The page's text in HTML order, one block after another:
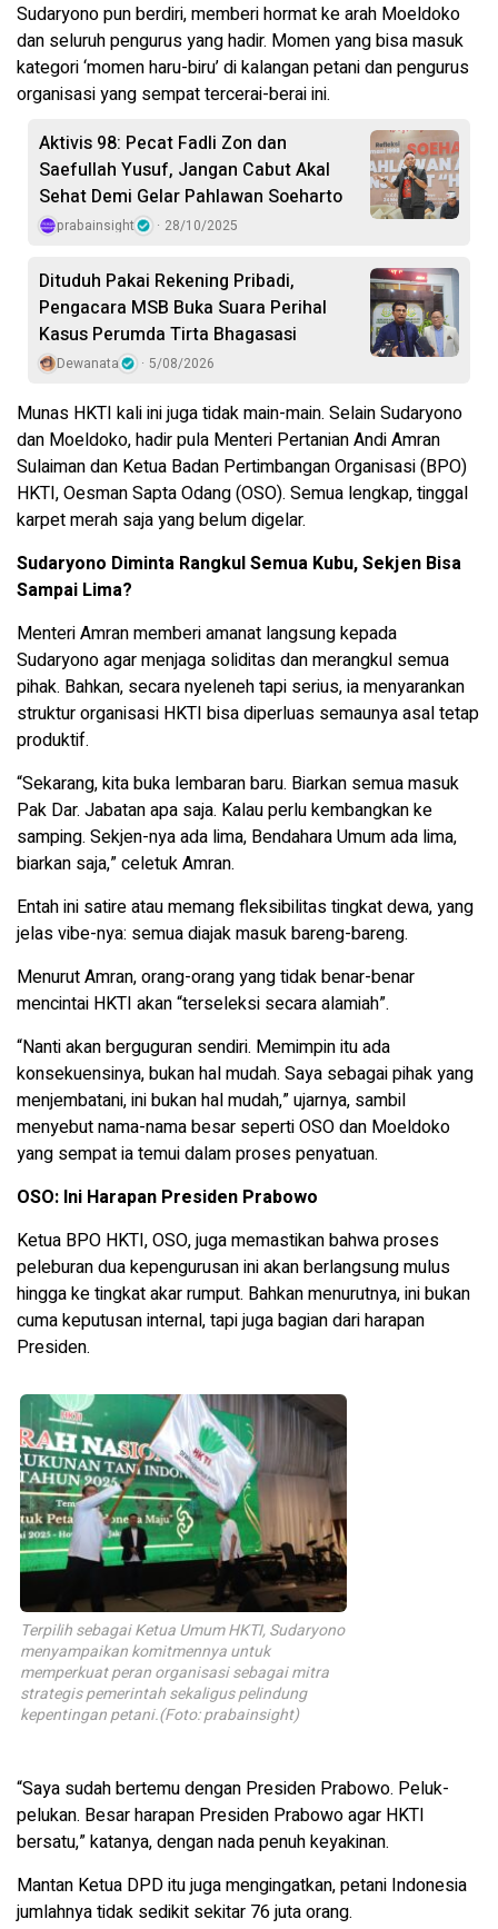
Sudaryono pun berdiri, memberi hormat ke arah Moeldoko
dan seluruh pengurus yang hadir. Momen yang bisa masuk
kategori ‘momen haru-biru’ di kalangan petani dan pengurus
organisasi yang sempat tercerai-berai ini.
Aktivis 98: Pecat Fadli Zon dan
Saefullah Yusuf, Jangan Cabut Akal
Sehat Demi Gelar Pahlawan Soeharto
prabainsight 28/10/2025
Dituduh Pakai Rekening Pribadi,
Pengacara MSB Buka Suara Perihal
Kasus Perumda Tirta Bhagasasi
Dewanata 5/08/2026
Munas HKTI kali ini juga tidak main-main. Selain Sudaryono
dan Moeldoko, hadir pula Menteri Pertanian Andi Amran
Sulaiman dan Ketua Badan Pertimbangan Organisasi (BPO)
HKTI, Oesman Sapta Odang (OSO). Semua lengkap, tinggal
karpet merah saja yang belum digelar.
Sudaryono Diminta Rangkul Semua Kubu, Sekjen Bisa
Sampai Lima?
Menteri Amran memberi amanat langsung kepada
Sudaryono agar menjaga soliditas dan merangkul semua
pihak. Bahkan, secara nyeleneh tapi serius, ia menyarankan
struktur organisasi HKTI bisa diperluas semaunya asal tetap
produktif.
“Sekarang, kita buka lembaran baru. Biarkan semua masuk
Pak Dar. Jabatan apa saja. Kalau perlu kembangkan ke
samping. Sekjen-nya ada lima, Bendahara Umum ada lima,
biarkan saja,” celetuk Amran.
Entah ini satire atau memang fleksibilitas tingkat dewa, yang
jelas vibe-nya: semua diajak masuk bareng-bareng.
Menurut Amran, orang-orang yang tidak benar-benar
mencintai HKTI akan “terseleksi secara alamiah”.
“Nanti akan berguguran sendiri. Memimpin itu ada
konsekuensinya, bukan hal mudah. Saya sebagai pihak yang
menjembatani, ini bukan hal mudah,” ujarnya, sambil
menyebut nama-nama besar seperti OSO dan Moeldoko
yang sempat ia temui dalam proses penyatuan.
OSO: Ini Harapan Presiden Prabowo
Ketua BPO HKTI, OSO, juga memastikan bahwa proses
peleburan dua kepengurusan ini akan berlangsung mulus
hingga ke tingkat akar rumput. Bahkan menurutnya, ini bukan
cuma keputusan internal, tapi juga bagian dari harapan
Presiden.
Terpilih sebagai Ketua Umum HKTI, Sudaryono
menyampaikan komitmennya untuk
memperkuat peran organisasi sebagai mitra
strategis pemerintah sekaligus pelindung
kepentingan petani.(Foto: prabainsight)
“Saya sudah bertemu dengan Presiden Prabowo. Peluk-
pelukan. Besar harapan Presiden Prabowo agar HKTI
bersatu,” katanya, dengan nada penuh keyakinan.
Mantan Ketua DPD itu juga mengingatkan, petani Indonesia
jumlahnya tidak sedikit sekitar 76 juta orang.